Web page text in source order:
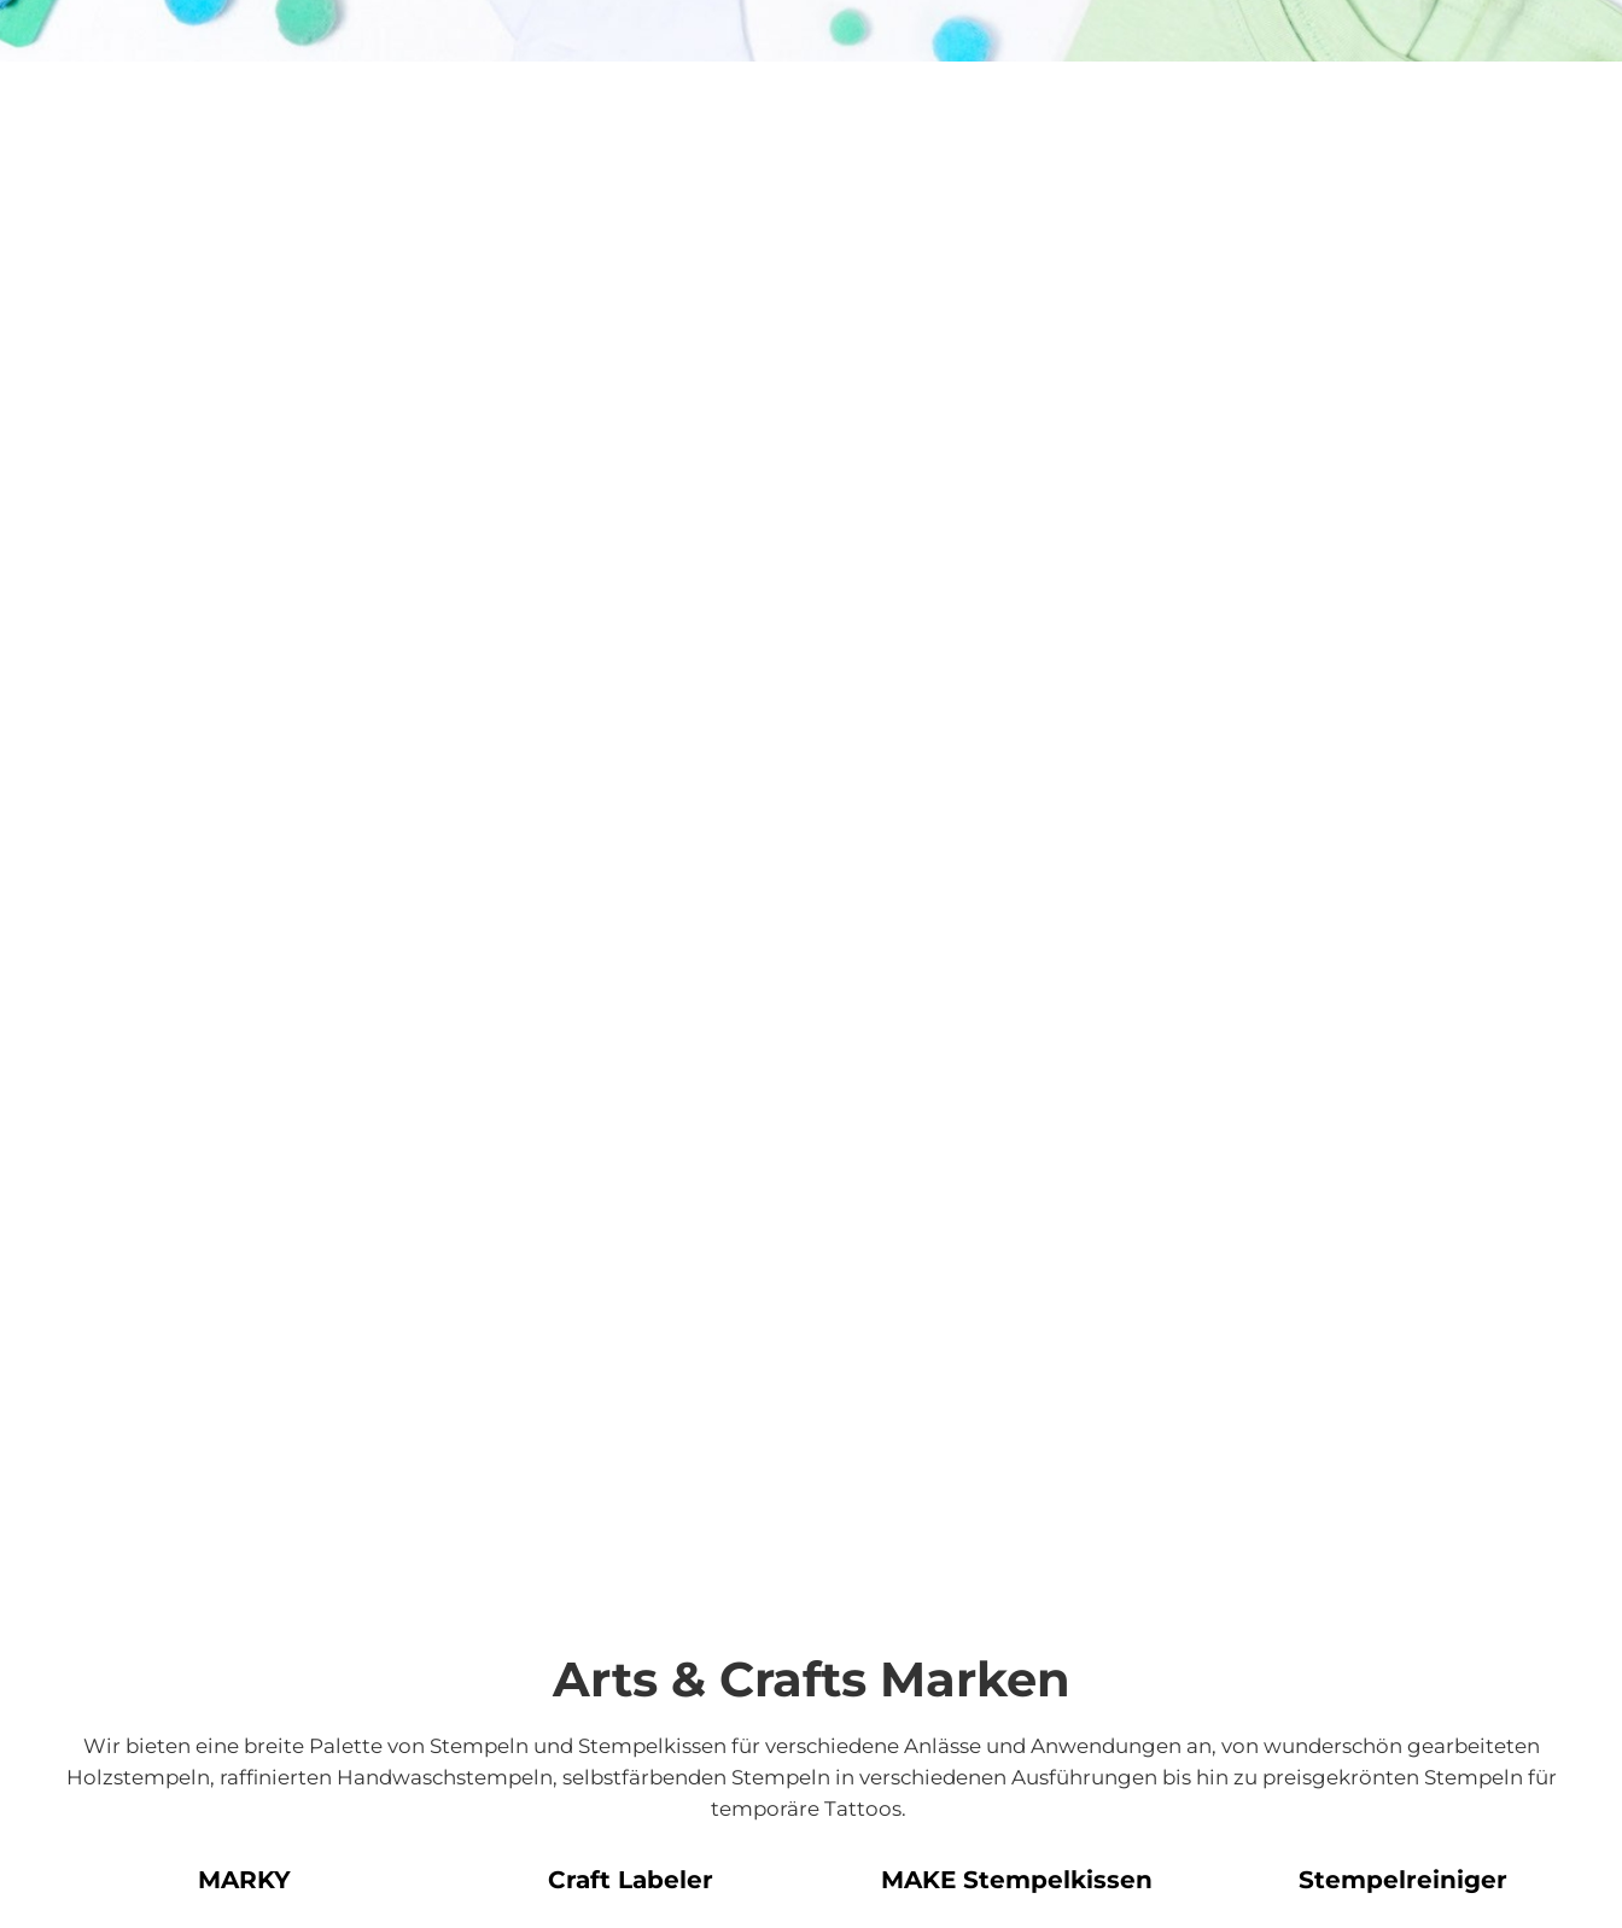
Arts & Crafts Marken
Wir bieten eine breite Palette von Stempeln und Stempelkissen für verschiedene Anlässe und Anwendungen an, von wunderschön gearbeiteten
Holzstempeln, raffinierten Handwaschstempeln, selbstfärbenden Stempeln in verschiedenen Ausführungen bis hin zu preisgekrönten Stempeln für
temporäre Tattoos.
MARKY Craft Labeler MAKE Stempelkissen Stempelreiniger